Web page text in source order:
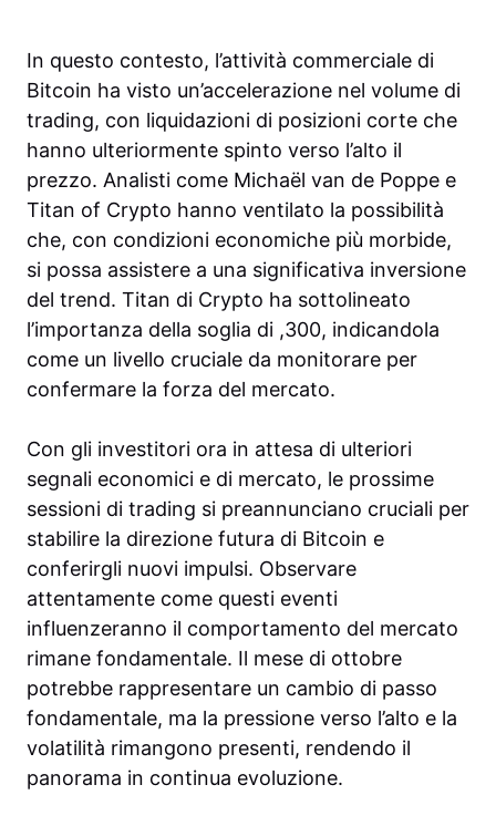
In questo contesto, l’attività commerciale di
Bitcoin ha visto un’accelerazione nel volume di
trading, con liquidazioni di posizioni corte che
hanno ulteriormente spinto verso l’alto il
prezzo. Analisti come Michaël van de Poppe e
Titan of Crypto hanno ventilato la possibilità
che, con condizioni economiche più morbide,
si possa assistere a una significativa inversione
del trend. Titan di Crypto ha sottolineato
l’importanza della soglia di ,300, indicandola
come un livello cruciale da monitorare per
confermare la forza del mercato.
Con gli investitori ora in attesa di ulteriori
segnali economici e di mercato, le prossime
sessioni di trading si preannunciano cruciali per
stabilire la direzione futura di Bitcoin e
conferirgli nuovi impulsi. Observare
attentamente come questi eventi
influenzeranno il comportamento del mercato
rimane fondamentale. Il mese di ottobre
potrebbe rappresentare un cambio di passo
fondamentale, ma la pressione verso l’alto e la
volatilità rimangono presenti, rendendo il
panorama in continua evoluzione.